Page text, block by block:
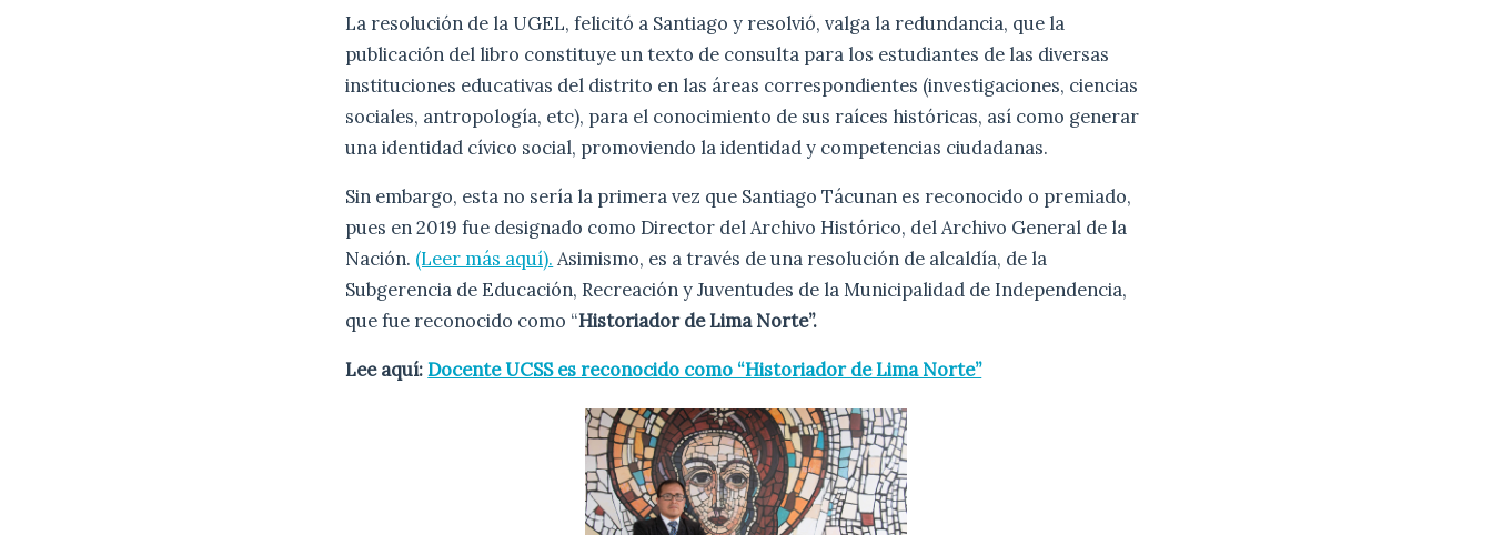
La resolución de la UGEL, felicitó a Santiago y resolvió, valga la redundancia, que la
publicación del libro constituye un texto de consulta para los estudiantes de las diversas
instituciones educativas del distrito en las áreas correspondientes (investigaciones, ciencias
sociales, antropología, etc), para el conocimiento de sus raíces históricas, así como generar
una identidad cívico social, promoviendo la identidad y competencias ciudadanas.
Sin embargo, esta no sería la primera vez que Santiago Tácunan es reconocido o premiado,
pues en 2019 fue designado como Director del Archivo Histórico, del Archivo General de la
Nación. (Leer más aquí). Asimismo, es a través de una resolución de alcaldía, de la
Subgerencia de Educación, Recreación y Juventudes de la Municipalidad de Independencia,
que fue reconocido como “Historiador de Lima Norte”.
Lee aquí:Docente UCSS es reconocido como “Historiador de Lima Norte”